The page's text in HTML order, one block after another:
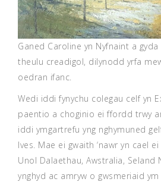
Ganed Caroline yn Nyfnaint a
theulu creadigol, dilynodd yrfa
oedran ifanc.
Wedi iddi fynychu colegau celf yn
paentio a choginio ei ffordd trwy
iddi ymgartrefu yng nghymuned
Ives. Mae ei gwaith ‘nawr yn cael
Unol Dalaethau, Awstralia, Seland
ynghyd ac amryw o gwsmeriaid